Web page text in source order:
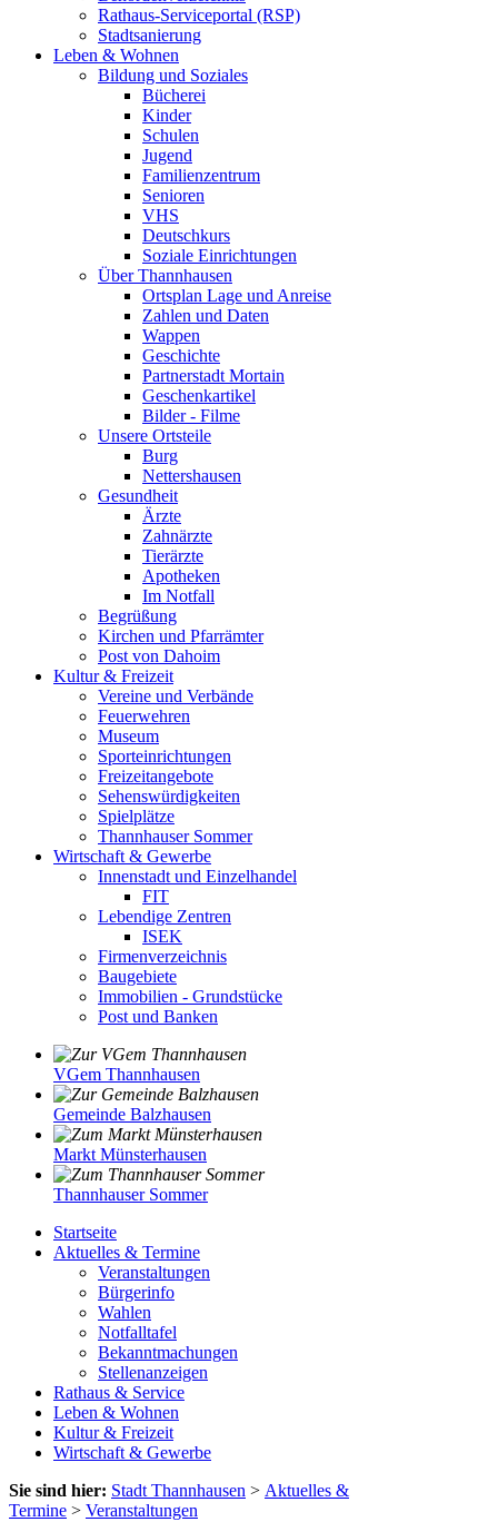
Rathaus-Serviceportal (RSP)
Stadtsanierung
Leben & Wohnen
Bildung und Soziales
Bücherei
Kinder
Schulen
Jugend
Familienzentrum
Senioren
VHS
Deutschkurs
Soziale Einrichtungen
Über Thannhausen
Ortsplan Lage und Anreise
Zahlen und Daten
Wappen
Geschichte
Partnerstadt Mortain
Geschenkartikel
Bilder - Filme
Unsere Ortsteile
Burg
Nettershausen
Gesundheit
Ärzte
Zahnärzte
Tierärzte
Apotheken
Im Notfall
Begrüßung
Kirchen und Pfarrämter
Post von Dahoim
Kultur & Freizeit
Vereine und Verbände
Feuerwehren
Museum
Sporteinrichtungen
Freizeitangebote
Sehenswürdigkeiten
Spielplätze
Thannhauser Sommer
Wirtschaft & Gewerbe
Innenstadt und Einzelhandel
FIT
Lebendige Zentren
ISEK
Firmenverzeichnis
Baugebiete
Immobilien - Grundstücke
Post und Banken
VGem Thannhausen
Gemeinde Balzhausen
Markt Münsterhausen
Thannhauser Sommer
Startseite
Aktuelles & Termine
Veranstaltungen
Bürgerinfo
Wahlen
Notfalltafel
Bekanntmachungen
Stellenanzeigen
Rathaus & Service
Leben & Wohnen
Kultur & Freizeit
Wirtschaft & Gewerbe
Sie sind hier: Stadt Thannhausen > Aktuelles &
Termine > Veranstaltungen